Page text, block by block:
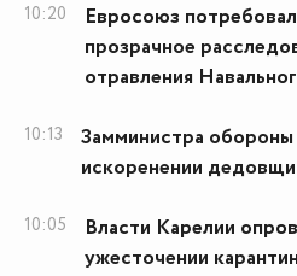
10:20
Евросоюз
прозрачное
отравления
10:13
Замминистра обороны
искоренении
10:05
Власти Карелии
ужесточении